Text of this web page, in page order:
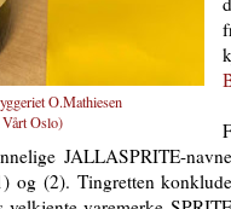
O.Mathiesen
Vårt Oslo)
JALLASPRITE-
og (2). Tingretten